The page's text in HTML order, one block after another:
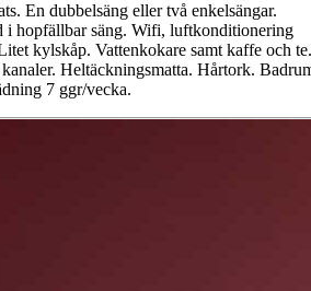
En dubbelsäng eller två enkelsängar.
i hopfällbar säng. Wifi, luftkonditionering
kylskåp. Vattenkokare samt kaffe och te.
Heltäckningsmatta. Hårtork.
7 ggr/vecka.